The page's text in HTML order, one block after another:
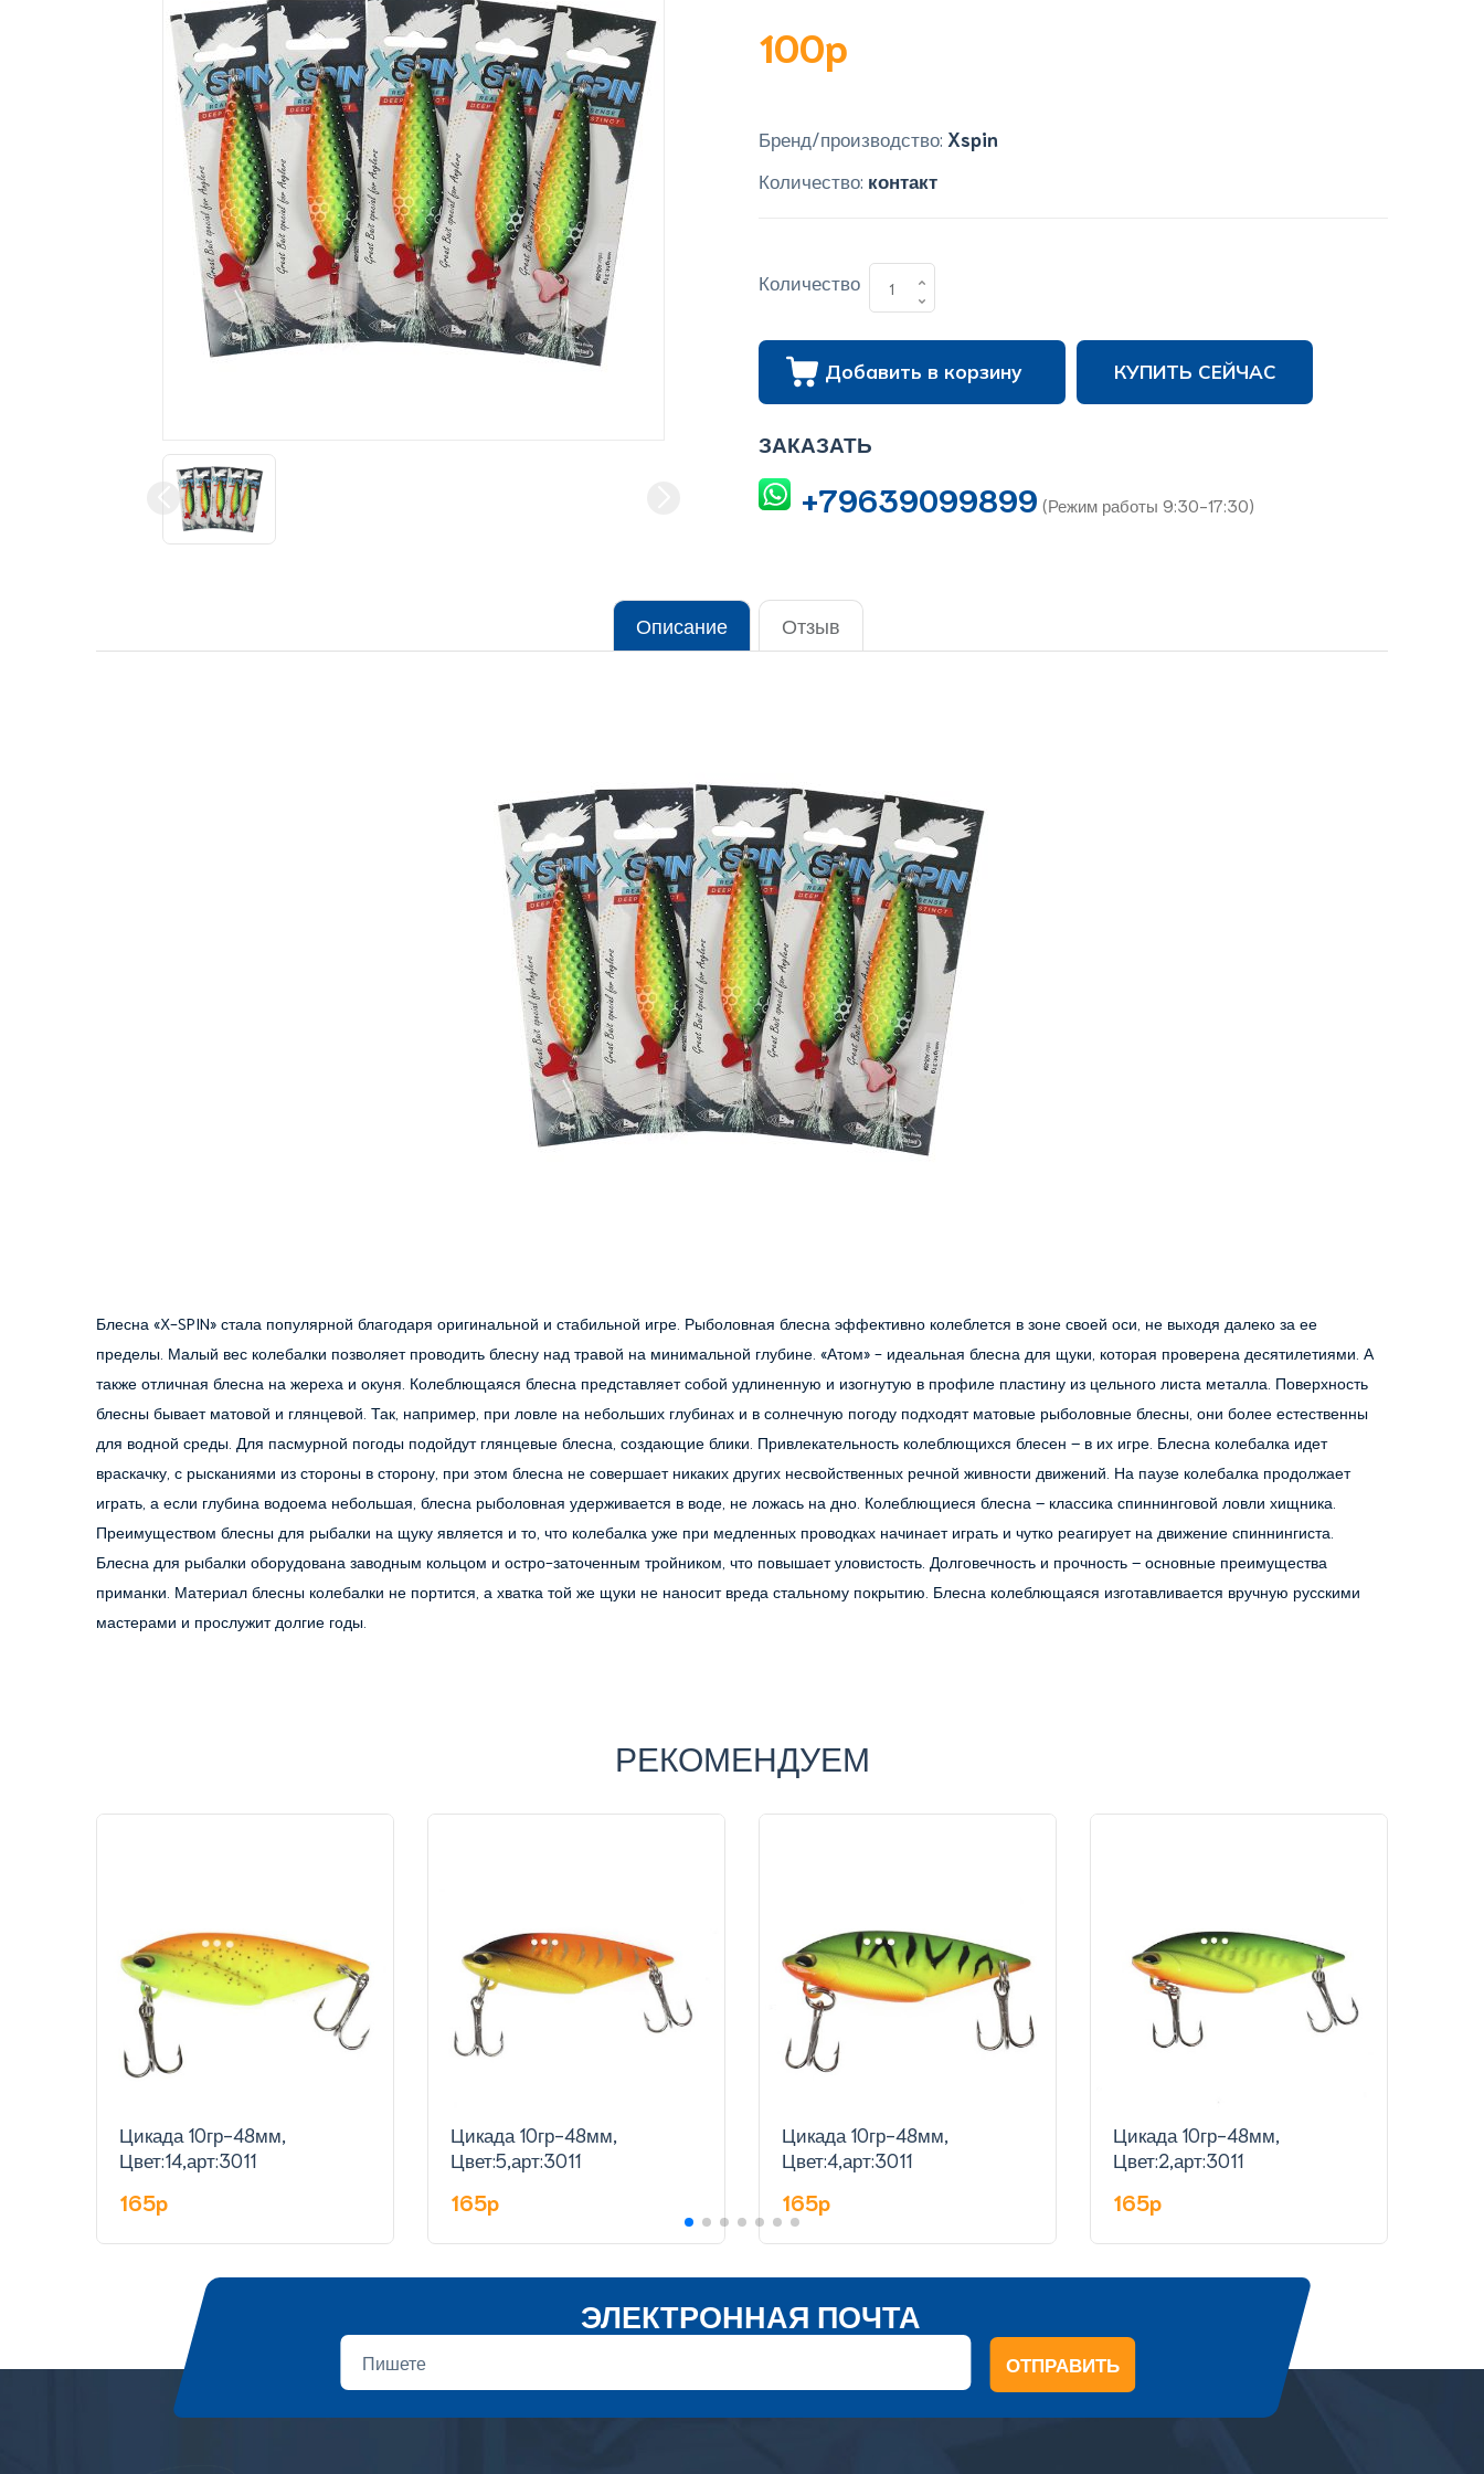
100p
Бренд/производство: Xspin
Количество: контакт
Количество
Добавить в корзину КУПИТЬ СЕЙЧАС
ЗАКАЗАТЬ
+79639099899 (Режим работы 9:30-17:30)
Описание Отзыв
Блесна «X-SPIN» стала популярной благодаря оригинальной и стабильной игре. Рыболовная блесна эффективно колеблется в зоне своей оси, не выходя далеко за ее
пределы. Малый вес колебалки позволяет проводить блесну над травой на минимальной глубине. «Атом» - идеальная блесна для щуки, которая проверена десятилетиями. А
также отличная блесна на жереха и окуня. Колеблющаяся блесна представляет собой удлиненную и изогнутую в профиле пластину из цельного листа металла. Поверхность
блесны бывает матовой и глянцевой. Так, например, при ловле на небольших глубинах и в солнечную погоду подходят матовые рыболовные блесны, они более естественны
для водной среды. Для пасмурной погоды подойдут глянцевые блесна, создающие блики. Привлекательность колеблющихся блесен – в их игре. Блесна колебалка идет
враскачку, с рысканиями из стороны в сторону, при этом блесна не совершает никаких других несвойственных речной живности движений. На паузе колебалка продолжает
играть, а если глубина водоема небольшая, блесна рыболовная удерживается в воде, не ложась на дно. Колеблющиеся блесна – классика спиннинговой ловли хищника.
Преимуществом блесны для рыбалки на щуку является и то, что колебалка уже при медленных проводках начинает играть и чутко реагирует на движение спиннингиста.
Блесна для рыбалки оборудована заводным кольцом и остро-заточенным тройником, что повышает уловистость. Долговечность и прочность – основные преимущества
приманки. Материал блесны колебалки не портится, а хватка той же щуки не наносит вреда стальному покрытию. Блесна колеблющаяся изготавливается вручную русскими
мастерами и прослужит долгие годы.
РЕКОМЕНДУЕМ
Цикада 10гр-48мм,
Цвет:14,арт:3011
165p
Цикада 10гр-48мм,
Цвет:5,арт:3011
165p
Цикада 10гр-48мм,
Цвет:4,арт:3011
165p
Цикада 10гр-48мм,
Цвет:2,арт:3011
165p
ЭЛЕКТРОННАЯ ПОЧТА
ОТПРАВИТЬ